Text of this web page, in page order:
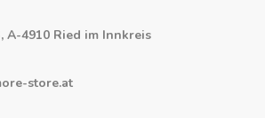
A-4910 Ried im Innkreis
store.at